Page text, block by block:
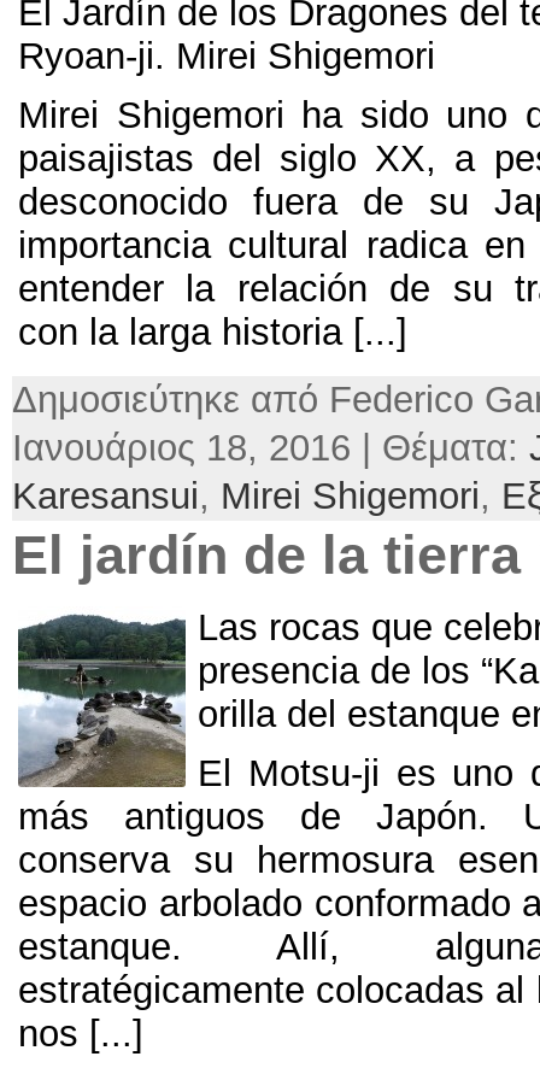
El Jardín de los Dragones del
Ryoan-ji. Mirei Shigemori
Mirei Shigemori ha sido uno
paisajistas del siglo XX, a
desconocido fuera de su
importancia cultural radica
entender la relación de su
con la larga historia[...]
Δημοσιεύτηκε από Federico
Ιανουάριος 18, 2016 | Θέματα:
Karesansui, Mirei Shigemori,
El jardín de la tierra
Las rocas que
presencia de los “
orilla del estanque
El Motsu-ji es uno
más antiguos de Japón.
conserva su hermosura
espacio arbolado conformado
estanque. Allí,
estratégicamente colocadas al
nos [...]